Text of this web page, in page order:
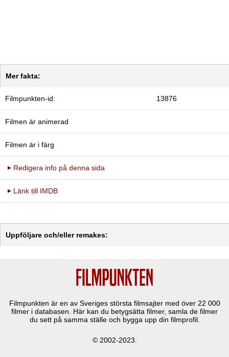
Mer fakta:
Filmpunkten-id: 13876
Filmen är animerad
Filmen är i färg
Redigera info på denna sida
Länk till IMDB
Uppföljare och/eller remakes:
Filmpunkten är en av Sveriges största filmsajter med över 22 000
filmer i databasen. Här kan du betygsätta filmer, samla de filmer
du sett på samma ställe och bygga upp din filmprofil.
© 2002-2023.